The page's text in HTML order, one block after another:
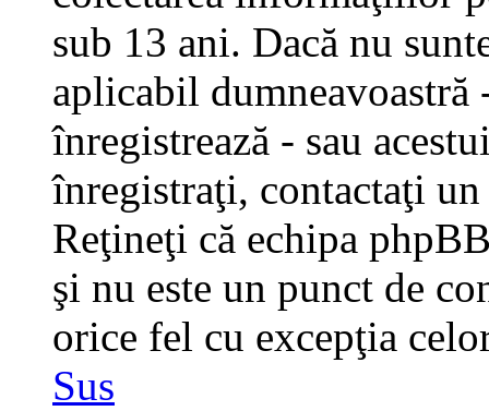
sub 13 ani. Dacă nu
aplicabil dumneavoastră
înregistrează - sau
înregistraţi, contactaţi
Reţineţi că echipa
şi nu este un punct de
orice fel cu excepţia
Sus